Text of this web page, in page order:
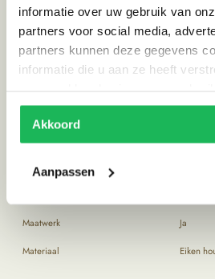
informatie over uw gebruik van
partners voor social media,
partners kunnen deze gegevens
informatie die u aan ze heeft
Akkoord
Aanpassen
Het showmodel heeft de afmetingen van
Beknopte specificaties
Levertijd:
ca 8
Specificaties
Maatwerk Ja
Materiaal Eiken